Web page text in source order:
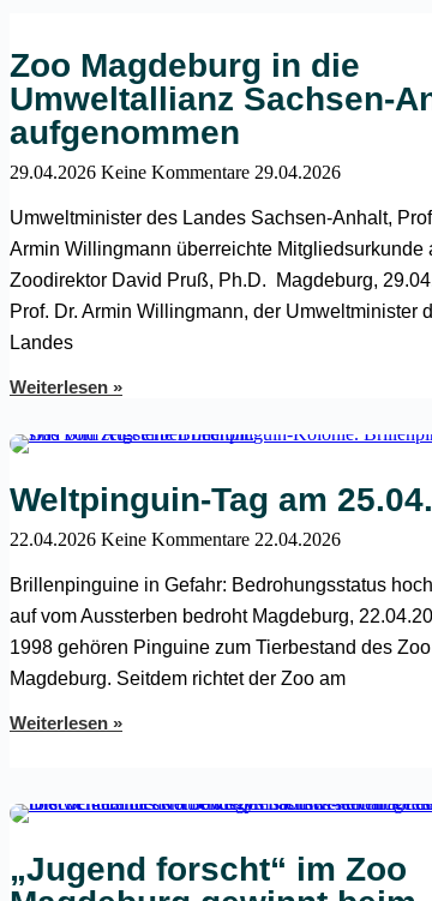
Zoo Magdeburg in die
Umweltallianz Sachsen-
aufgenommen
29.04.2026 Keine Kommentare 29.04.2026
Umweltminister des Landes Sachsen-Anhalt,
Armin Willingmann überreichte Mitgliedsurkunde
Zoodirektor David Pruß, Ph.D. Magdeburg,
Prof. Dr. Armin Willingmann, der Umweltminister
Landes
Weiterlesen »
Weltpinguin-Tag am
22.04.2026 Keine Kommentare 22.04.2026
Brillenpinguine in Gefahr: Bedrohungsstatus
auf vom Aussterben bedroht Magdeburg,
1998 gehören Pinguine zum Tierbestand des Zoo
Magdeburg. Seitdem richtet der Zoo am
Weiterlesen »
„Jugend forscht“ im Zoo